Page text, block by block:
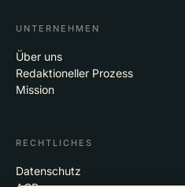
UNTERNEHMEN
Über uns
Redaktioneller Prozess
Mission
RECHTLICHES
Datenschutz